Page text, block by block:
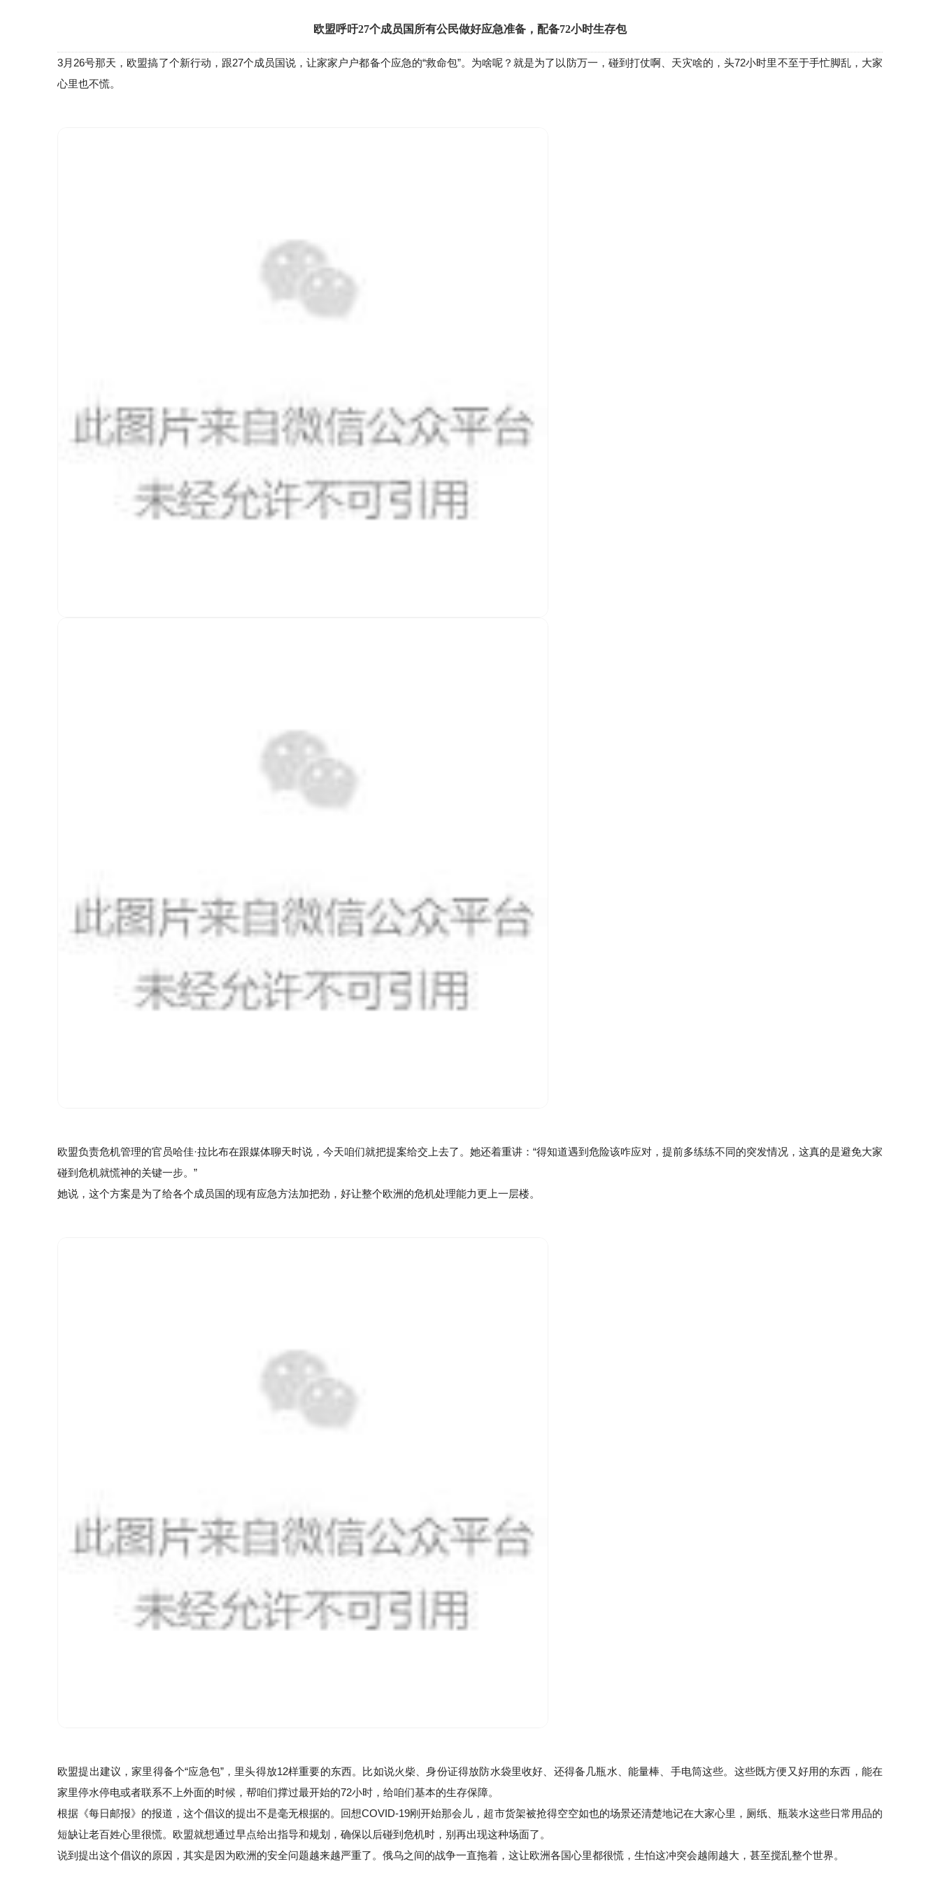
欧盟呼吁27个成员国所有公民做好应急准备，配备72小时生存包
3月26号那天，欧盟搞了个新行动，跟27个成员国说，让家家户户都备个应急的“救命包”。为啥呢？就是为了以防万一，碰到打仗啊、天灾啥的，头72小时里不至于手忙脚乱，大家
心里也不慌。
欧盟负责危机管理的官员哈佳·拉比布在跟媒体聊天时说，今天咱们就把提案给交上去了。她还着重讲：“得知道遇到危险该咋应对，提前多练练不同的突发情况，这真的是避免大家
碰到危机就慌神的关键一步。”
她说，这个方案是为了给各个成员国的现有应急方法加把劲，好让整个欧洲的危机处理能力更上一层楼。
欧盟提出建议，家里得备个“应急包”，里头得放12样重要的东西。比如说火柴、身份证得放防水袋里收好、还得备几瓶水、能量棒、手电筒这些。这些既方便又好用的东西，能在
家里停水停电或者联系不上外面的时候，帮咱们撑过最开始的72小时，给咱们基本的生存保障。
根据《每日邮报》的报道，这个倡议的提出不是毫无根据的。回想COVID-19刚开始那会儿，超市货架被抢得空空如也的场景还清楚地记在大家心里，厕纸、瓶装水这些日常用品的
短缺让老百姓心里很慌。欧盟就想通过早点给出指导和规划，确保以后碰到危机时，别再出现这种场面了。
说到提出这个倡议的原因，其实是因为欧洲的安全问题越来越严重了。俄乌之间的战争一直拖着，这让欧洲各国心里都很慌，生怕这冲突会越闹越大，甚至搅乱整个世界。